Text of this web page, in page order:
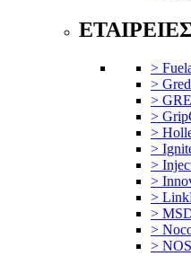
>
>
>
>
>
>
>
>
>
>
>
> NOS